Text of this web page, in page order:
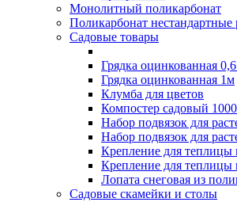
Монолитный поликарбонат
Поликарбонат нестандартные
Садовые товары
Грядка оцинкованная
Грядка оцинкованная 1м
Клумба для цветов
Компостер садовый
Набор подвязок для
Набор подвязок для
Крепление для теплицы
Крепление для теплицы
Лопата снеговая из
Садовые скамейки и столы